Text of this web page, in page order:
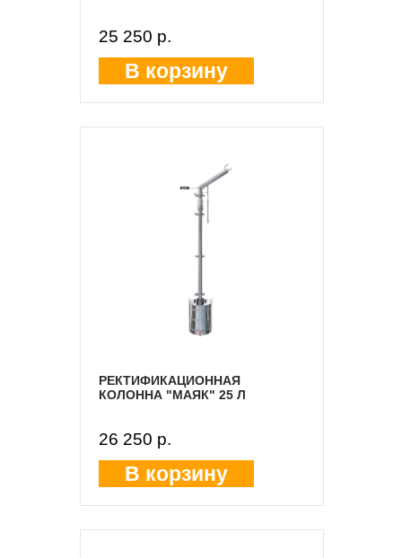
25 250 p.
В корзину
РЕКТИФИКАЦИОННАЯ
КОЛОННА "МАЯК" 25 Л
26 250 p.
В корзину